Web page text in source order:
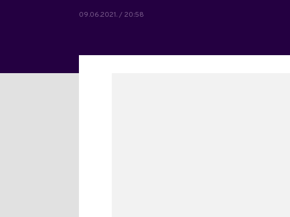
09.06.2021. / 20:58